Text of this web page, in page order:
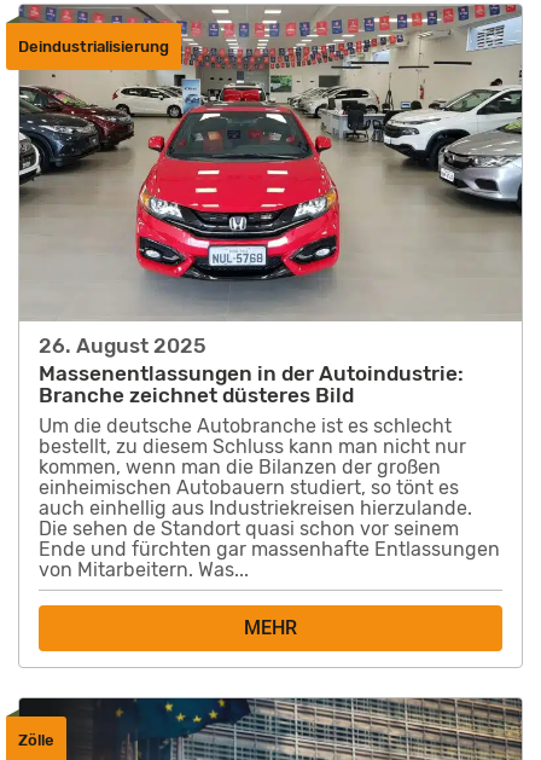
26. August 2025
Massenentlassungen in der Autoindustrie:
Branche zeichnet düsteres Bild
Um die deutsche Autobranche ist es schlecht
bestellt, zu diesem Schluss kann man nicht nur
kommen, wenn man die Bilanzen der großen
einheimischen Autobauern studiert, so tönt es
auch einhellig aus Industriekreisen hierzulande.
Die sehen de Standort quasi schon vor seinem
Ende und fürchten gar massenhafte Entlassungen
von Mitarbeitern. Was...
MEHR
Deindustrialisierung
Zölle